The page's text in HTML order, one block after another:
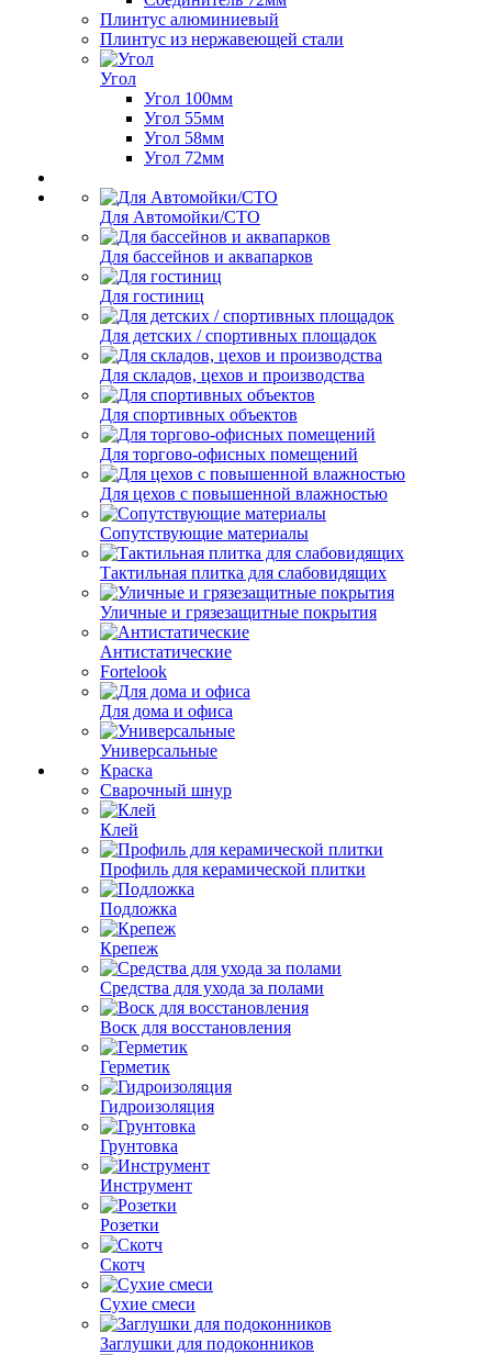
Плинтус алюминиевый
Плинтус из нержавеющей стали
Угол
Угол 100мм
Угол 55мм
Угол 58мм
Угол 72мм
Для Автомойки/СТО
Для бассейнов и аквапарков
Для гостиниц
Для детских / спортивных площадок
Для складов, цехов и производства
Для спортивных объектов
Для торгово-офисных помещений
Для цехов с повышенной влажностью
Сопутствующие материалы
Тактильная плитка для слабовидящих
Уличные и грязезащитные покрытия
Антистатические
Fortelook
Для дома и офиса
Универсальные
Краска
Сварочный шнур
Клей
Профиль для керамической плитки
Подложка
Крепеж
Средства для ухода за полами
Воск для восстановления
Герметик
Гидроизоляция
Грунтовка
Инструмент
Розетки
Скотч
Сухие смеси
Заглушки для подоконников